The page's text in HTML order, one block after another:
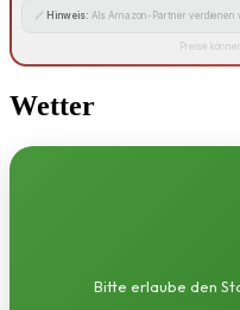
🔗 Hinweis: Als Amazon-Partner verdienen
Preise
Wetter
Bitte erlaube den